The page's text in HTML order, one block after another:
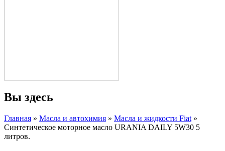
Вы здесь
Главная » Масла и автохимия » Масла и жидкости Fiat »
Синтетическое моторное масло URANIA DAILY 5W30 5
литров.